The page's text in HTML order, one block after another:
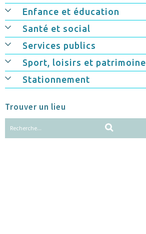
Enfance et éducation
Santé et social
Services publics
Sport, loisirs et patrimoine
Stationnement
Trouver un lieu